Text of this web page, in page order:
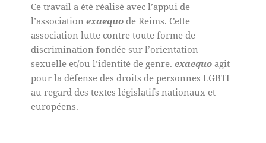
Ce travail a été réalisé avec l’appui de
l’associationexaequo de Reims. Cette
association lutte contre toute forme de
discrimination fondée sur l’orientation
sexuelle et/ou l’identité de genre.exaequo agit
pour la défense des droits de personnes LGBTI
au regard des textes législatifs nationaux et
européens.